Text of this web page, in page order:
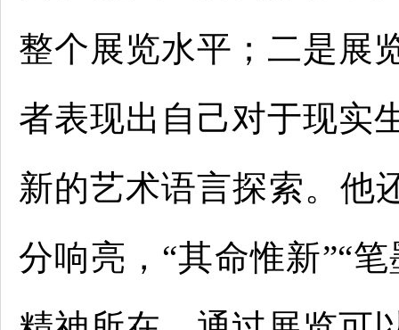
整个展览水平；二是展
者表现出自己对于现实
新的艺术语言探索。他
分响亮，“其命惟新”“